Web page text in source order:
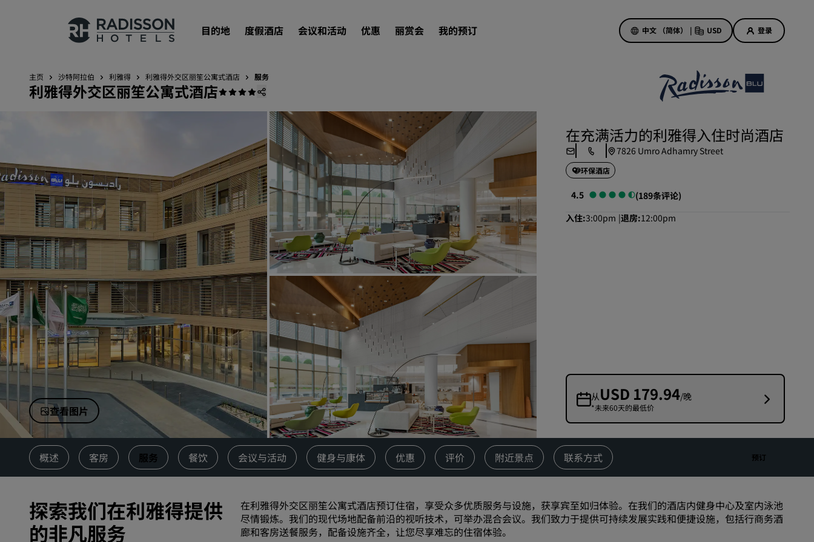
目的地 度假酒店 会议和活动 优惠 丽赏会 我的预订 中文 （简体） | USD 登录
我们的品牌
中国附属品牌
目的地
度假酒店
服务式公寓
机场酒店
新开业和即将开业的酒店
会议和活动
探索丽笙会议
预订会议空间
请求报价
活动目的地
行业方案
搜索航班
搜索航班
餐饮
搜索餐厅
数字服务
丽笙酒店集团应用程序
酒店优惠
美好的初遇，丰厚的奖励
当日特惠
查看套餐
旅行灵感
访问我们的博客
丽赏会
了解丽赏会
如何使用积分
预订人员和策划人员
主页 沙特阿拉伯 利雅得 利雅得外交区丽笙公寓式酒店 服务
利雅得外交区丽笙公寓式酒店
查看图片
在充满活力的利雅得入住时尚酒店
7826 Umro Adhamry Street
环保酒店
4.5
(189条评论)
入住 3:00pm 退房 12:00pm
从USD 179.94/晚
*未来60天的最低价
概述 客房 服务 餐饮 会议与活动 健身与康体 优惠 评价 附近景点 联系方式 预订
探索我们在利雅得提供
的非凡服务
在利雅得外交区丽笙公寓式酒店预订住宿，享受众多优质服务与设施，获享宾至如归体验。在我们的酒店内健身中心及室内泳池
尽情锻炼。我们的现代场地配备前沿的视听技术，可举办混合会议。我们致力于提供可持续发展实践和便捷设施，包括行商务酒
廊和客房送餐服务，配备设施齐全，让您尽享难忘的住宿体验。